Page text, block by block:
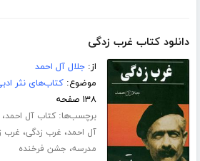
دانلود کتاب غرب زدگی
از:جلال آل احمد
موضوع:کتاب‌های نثر
۱۳۸ صفحه
برچسب‌ها:کتاب آل احمد
آل احمد، غرب زدگی، غرب
مدرسه، جشن فرخنده